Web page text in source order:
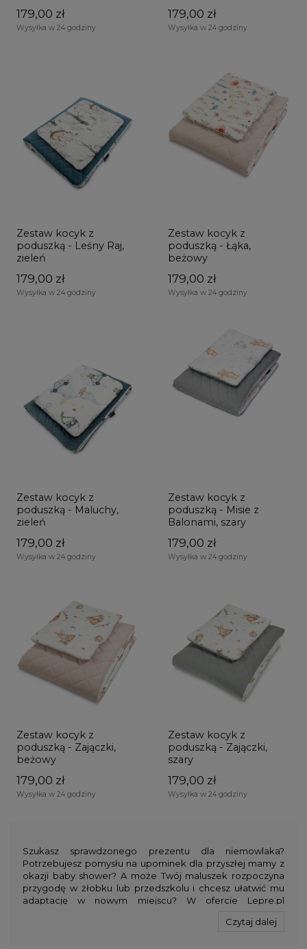
179,00 zł
Wysyłka w 24 godziny
179,00 zł
Wysyłka w 24 godziny
Zestaw kocyk z
poduszką - Leśny Raj,
zieleń
179,00 zł
Wysyłka w 24 godziny
Zestaw kocyk z
poduszką - Łąka,
beżowy
179,00 zł
Wysyłka w 24 godziny
Zestaw kocyk z
poduszką - Maluchy,
zieleń
179,00 zł
Wysyłka w 24 godziny
Zestaw kocyk z
poduszką - Misie z
Balonami, szary
179,00 zł
Wysyłka w 24 godziny
Zestaw kocyk z
poduszką - Zajączki,
beżowy
179,00 zł
Wysyłka w 24 godziny
Zestaw kocyk z
poduszką - Zajączki,
szary
179,00 zł
Wysyłka w 24 godziny
Szukasz sprawdzonego prezentu dla niemowlaka?
Potrzebujesz pomysłu na upominek dla przyszłej mamy z
okazji baby shower? A może Twój maluszek rozpoczyna
przygodę w żłobku lub przedszkolu i chcesz ułatwić mu
adaptację w nowym miejscu? W ofercie Lepre.pl
poduszka dla niemowlaka w ciekawych wzorach i
Czytaj dalej